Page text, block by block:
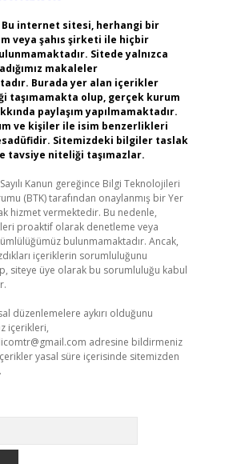
Bu internet sitesi, herhangi bir
veya şahıs şirketi ile hiçbir
Sitede yalnızca
makaleler
Burada yer alan içerikler
taşımamakta olup, gerçek kurum
paylaşım yapılmamaktadır.
ve kişiler ile isim benzerlikleri
Sitemizdeki bilgiler taslak
tavsiye niteliği taşımazlar.
Kanun gereğince Bilgi Teknolojileri
(BTK) tarafından onaylanmış bir Yer
hizmet vermektedir. Bu nedenle,
proaktif olarak denetleme veya
bulunmamaktadır. Ancak,
içeriklerin sorumluluğunu
siteye üye olarak bu sorumluluğu kabul
düzenlemelere aykırı olduğunu
içerikleri,
adresine bildirmeniz
yasal süre içerisinde sitemizden